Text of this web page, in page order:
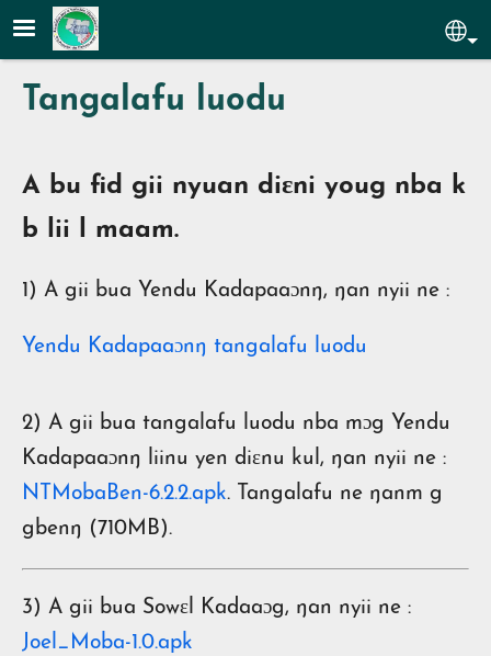
Aller au contenu principal
Tangalafu luodu
A bu fid gii nyuan diɛni youg nba k
b lii l maam.
1) A gii bua Yendu Kadapaaɔnŋ, ŋan nyii ne :
Yendu Kadapaaɔnŋ tangalafu luodu
2) A gii bua tangalafu luodu nba mɔg Yendu
Kadapaaɔnŋ liinu yen diɛnu kul, ŋan nyii ne :
NTMobaBen-6.2.2.apk. Tangalafu ne ŋanm g
gbenŋ (710MB).
3) A gii bua Sowɛl Kadaaɔg, ŋan nyii ne :
Joel_Moba-1.0.apk